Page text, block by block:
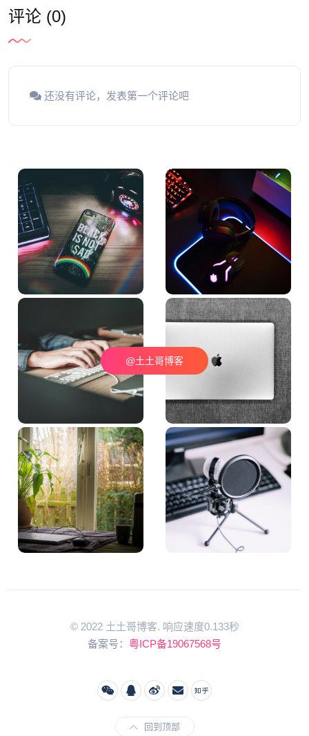
评论 (0)
还没有评论，发表第一个评论吧
@土土哥博客
© 2022 土土哥博客. 响应速度0.133秒
备案号： 粤ICP备19067568号
回到顶部